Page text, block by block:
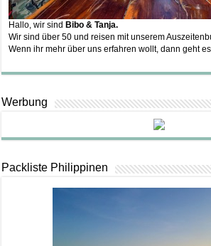
Hallo, wir sind Bibo & Tanja.
Wir sind über 50 und reisen mit unserem
Wenn ihr mehr über uns erfahren wollt, dann geht es
Werbung
Packliste Philippinen